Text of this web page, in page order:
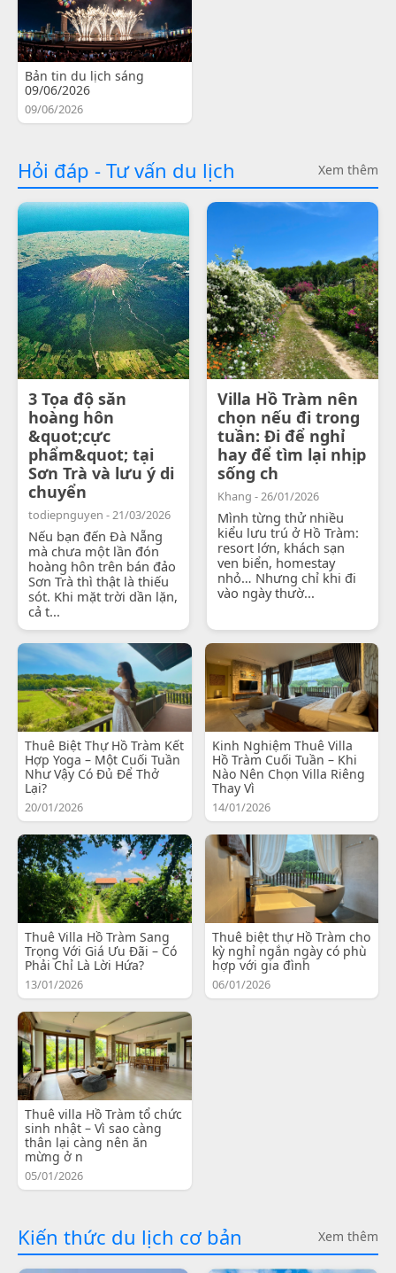
Bản tin du lịch sáng
09/06/2026
09/06/2026
Hỏi đáp - Tư vấn du lịch Xem thêm
3 Tọa độ săn
hoàng hôn
&quot;cực
phẩm&quot; tại
Sơn Trà và lưu ý di
chuyển
todiepnguyen - 21/03/2026
Nếu bạn đến Đà Nẵng
mà chưa một lần đón
hoàng hôn trên bán đảo
Sơn Trà thì thật là thiếu
sót. Khi mặt trời dần lặn,
cả t...
Villa Hồ Tràm nên
chọn nếu đi trong
tuần: Đi để nghỉ
hay để tìm lại nhịp
sống ch
Khang - 26/01/2026
Mình từng thử nhiều
kiểu lưu trú ở Hồ Tràm:
resort lớn, khách sạn
ven biển, homestay
nhỏ… Nhưng chỉ khi đi
vào ngày thườ...
Thuê Biệt Thự Hồ Tràm Kết
Hợp Yoga – Một Cuối Tuần
Như Vậy Có Đủ Để Thở
Lại?
20/01/2026
Kinh Nghiệm Thuê Villa
Hồ Tràm Cuối Tuần – Khi
Nào Nên Chọn Villa Riêng
Thay Vì
14/01/2026
Thuê Villa Hồ Tràm Sang
Trọng Với Giá Ưu Đãi – Có
Phải Chỉ Là Lời Hứa?
13/01/2026
Thuê biệt thự Hồ Tràm cho
kỳ nghỉ ngắn ngày có phù
hợp với gia đình
06/01/2026
Thuê villa Hồ Tràm tổ chức
sinh nhật – Vì sao càng
thân lại càng nên ăn
mừng ở n
05/01/2026
Kiến thức du lịch cơ bản Xem thêm